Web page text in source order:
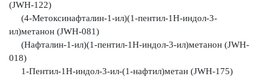
(JWH-122)
(4-Метоксинафталин-1-ил)(1-пентил-1H-индол-3-
ил)метанон (JWH-081)
(Нафталин-1-ил)(1-пентил-1H-индол-3-ил)метанон (JWH-
018)
1-Пентил-1Н-индол-3-ил-(1-нафтил)метан (JWH-175)